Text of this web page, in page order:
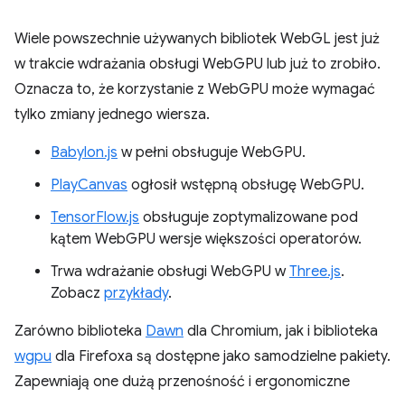
Wiele powszechnie używanych bibliotek WebGL jest już
w trakcie wdrażania obsługi WebGPU lub już to zrobiło.
Oznacza to, że korzystanie z WebGPU może wymagać
tylko zmiany jednego wiersza.
Babylon.js w pełni obsługuje WebGPU.
PlayCanvas ogłosił wstępną obsługę WebGPU.
TensorFlow.js obsługuje zoptymalizowane pod
kątem WebGPU wersje większości operatorów.
Trwa wdrażanie obsługi WebGPU wThree.js.
Zobacz przykłady.
Zarówno biblioteka Dawn dla Chromium, jak i biblioteka
wgpu dla Firefoxa są dostępne jako samodzielne pakiety.
Zapewniają one dużą przenośność i ergonomiczne